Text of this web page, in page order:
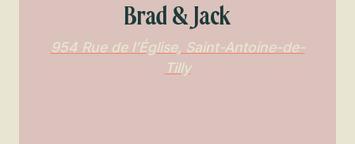
Brad & Jack
954 Rue de l’Église, Saint-Antoine-de-
Tilly